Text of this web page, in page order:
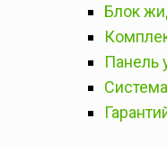
Блок
Панель